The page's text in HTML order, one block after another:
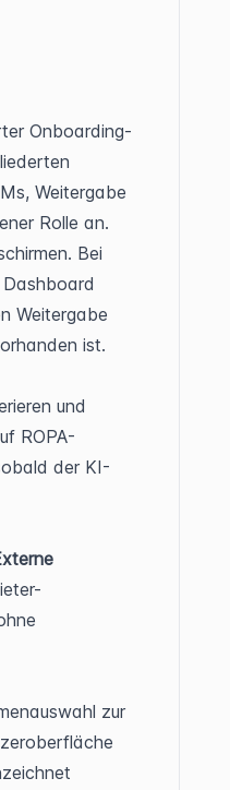
Onboarding-
Weitergabe
Rolle an.
Bei
Weitergabe
ist.
und
ROPA-
der KI-
zur